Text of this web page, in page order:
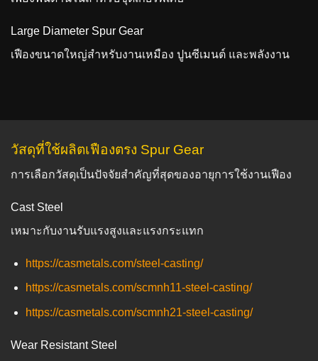
Large Diameter Spur Gear
เฟืองขนาดใหญ่สำหรับงานเหมือง ปูนซีเมนต์ และพลังงาน
วัสดุที่ใช้ผลิตเฟืองตรง Spur Gear
การเลือกวัสดุเป็นปัจจัยสำคัญที่สุดของอายุการใช้งานเฟือง
Cast Steel
เหมาะกับงานรับแรงสูงและแรงกระแทก
https://casmetals.com/steel-casting/
https://casmetals.com/scmnh11-steel-casting/
https://casmetals.com/scmnh21-steel-casting/
Wear Resistant Steel